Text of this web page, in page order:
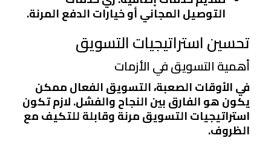
التوصيل المجاني أو خيارات الدفع المرنة.
تحسين استراتيجيات التسويق
أهمية التسويق في الأزمات
في الأوقات الصعبة، التسويق الفعال ممكن
يكون هو الفارق بين النجاح والفشل. لازم تكون
استراتيجيات التسويق مرنة وقابلة للتكيف مع
الظروف.